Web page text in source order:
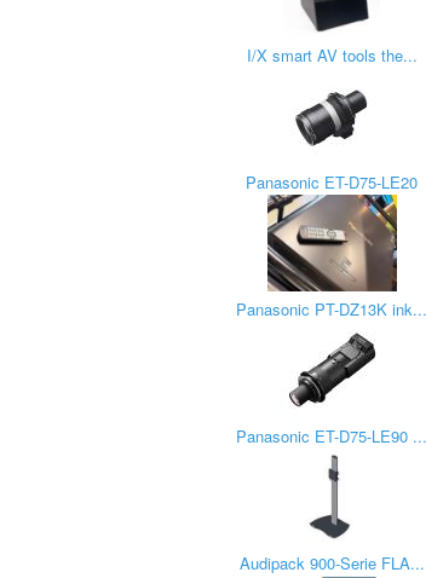
I/X smart AV tools the...
Panasonic ET-D75-LE20
Panasonic PT-DZ13K
Panasonic ET-D75-LE90
Audipack 900-Serie FLA...